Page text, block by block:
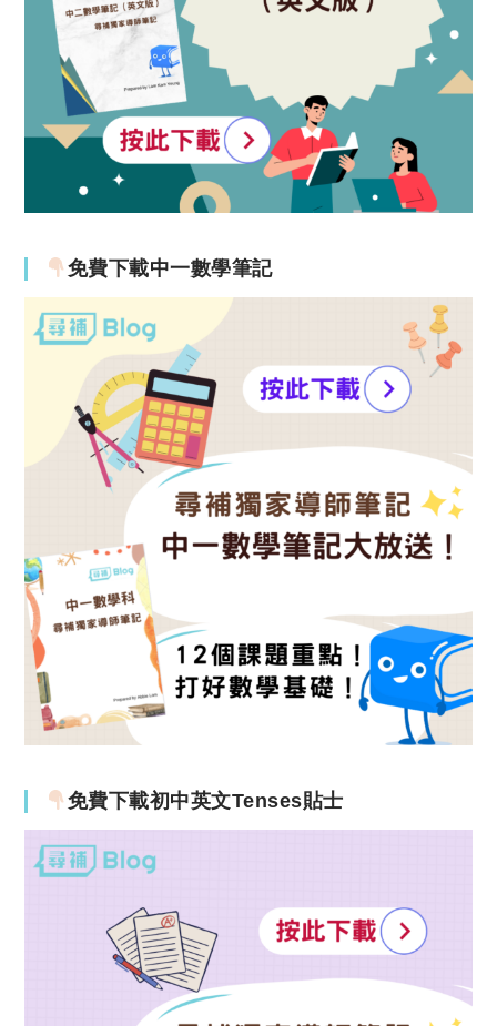
免費下載中一數學筆記
免費下載初中英文Tenses貼士